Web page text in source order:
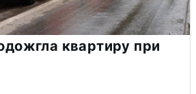
квартиру при